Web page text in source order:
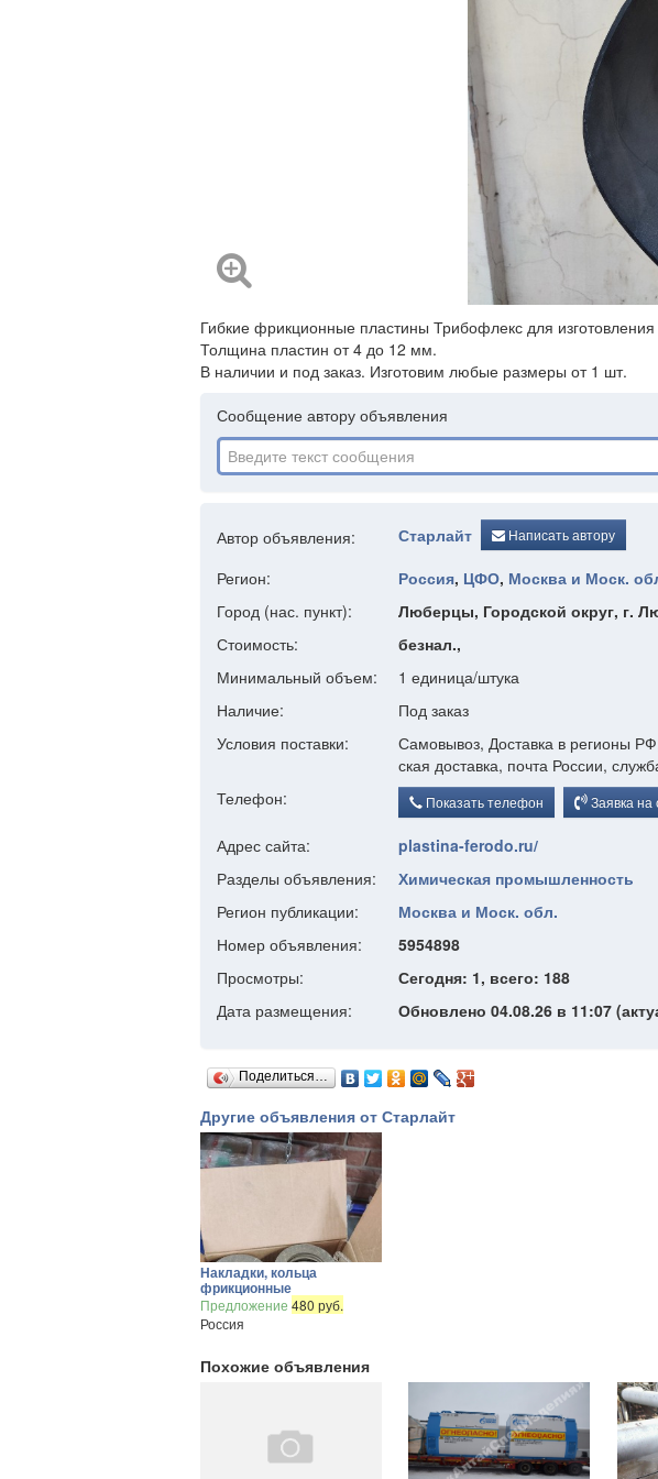
Гибкие фрикционные пластины Трибофлекс для
Толщина пластин от 4 до 12 мм.
В наличии и под заказ. Изготовим любые размеры от 1 шт.
Сообщение автору объявления
Автор объявления: Старлайт Написать автору
Регион: Россия, ЦФО, Москва и Моск.
Город (нас. пункт):
Люберцы, Городской округ, г.
Стоимость:
безнал.,
Минимальный объем:
1 единица/штука
Наличие:
Под заказ
Условия поставки:
Самовывоз, Доставка в регионы
ская доставка, почта России,
Телефон:
Показать телефон Заявка на
Адрес сайта:
plastina-ferodo.ru/
Разделы объявления:
Химическая промышленность
Регион публикации:
Москва и Моск. обл.
Номер объявления:
5954898
Просмотры:
Сегодня: 1, всего: 188
Дата размещения:
Обновлено 04.08.26 в 11:07
Поделиться…
Другие объявления от Старлайт
Накладки, кольца
фрикционные
Предложение 480 руб.
Россия
Похожие объявления